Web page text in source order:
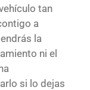
tan
a
la
ni el
si lo dejas